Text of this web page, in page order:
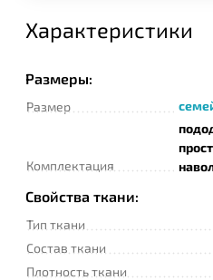
Характеристики
Размеры:
Размер
Комплектация
Свойства ткани:
Тип ткани
Состав ткани
Плотность ткани